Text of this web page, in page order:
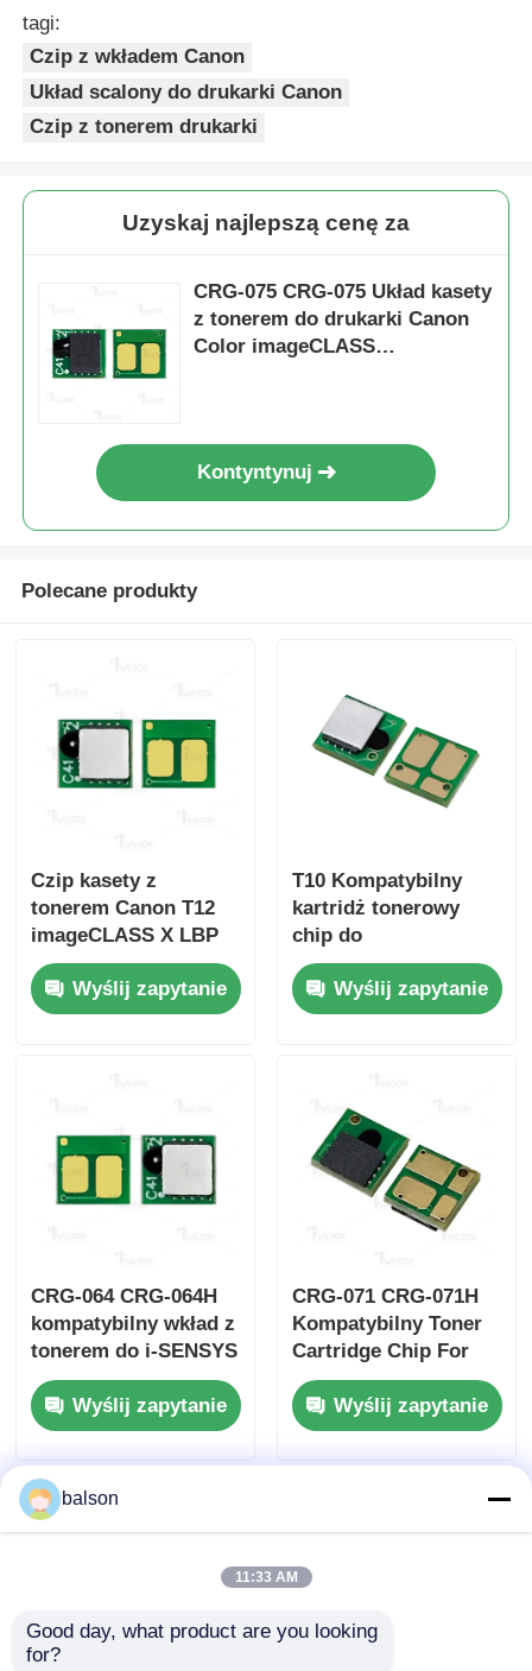
Ricoh Toner Chip
Ostrzejszy chip
Jednostka bębnowa
Kaset tonerowy
tagi:
Czip z wkładem Canon
Układ scalony do drukarki Canon
Czip z tonerem drukarki
Uzyskaj najlepszą cenę za
CRG-075 CRG-075 Układ kasety
z tonerem do drukarki Canon
Color imageCLASS
Kontyntynuj
Polecane produkty
Czip kasety z
tonerem Canon T12
imageCLASS X LBP
1333C/MF1333C
Wyślij zapytanie
T10 Kompatybilny
kartridż tonerowy
chip do
obrazuRUNNER
C1533iF C1538iF
C1533P C1538P
Wyślij zapytanie
CRG-064 CRG-064H
kompatybilny wkład z
tonerem do i-SENSYS
MF832Cdw
LBP722Cdw
LBP722Cx
Wyślij zapytanie
CRG-071 CRG-071H
Kompatybilny Toner
Cartridge Chip For
Caono MMGF272dw
MMGF275dw
MLGBP121dn
Wyślij zapytanie
balson
11:33 AM
Good day, what product are you looking
for?